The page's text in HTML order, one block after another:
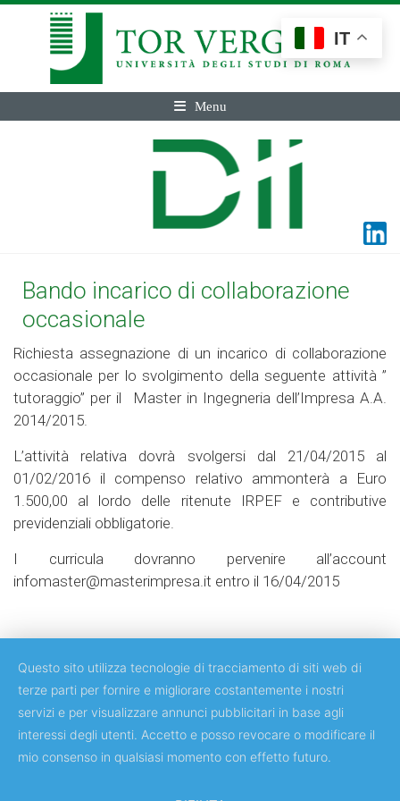
Menu
Bando incarico di collaborazione
occasionale
Richiesta assegnazione di un incarico di collaborazione
occasionale per lo svolgimento della seguente attività ”
tutoraggio” per il Master in Ingegneria dell’Impresa A.A.
2014/2015.
L’attività relativa dovrà svolgersi dal 21/04/2015 al
01/02/2016 il compenso relativo ammonterà a Euro
1.500,00 al lordo delle ritenute IRPEF e contributive
previdenziali obbligatorie.
I curricula dovranno pervenire all’account
infomaster@masterimpresa.it entro il 16/04/2015
Copyright © 2018 Università degli Studi di Roma Tor Vergata
IT
Questo sito utilizza tecnologie di tracciamento di siti web di
terze parti per fornire e migliorare costantemente i nostri
servizi e per visualizzare annunci pubblicitari in base agli
interessi degli utenti. Accetto e posso revocare o modificare il
mio consenso in qualsiasi momento con effetto futuro.